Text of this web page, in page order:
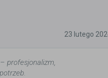
23 lutego
profesjonalizm,